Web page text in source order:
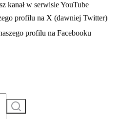
w nowej karcie
kanał w serwisie YouTube
profilu na X (dawniej Twitter)
w nowej karcieprofilu na Facebooku
Szukaj